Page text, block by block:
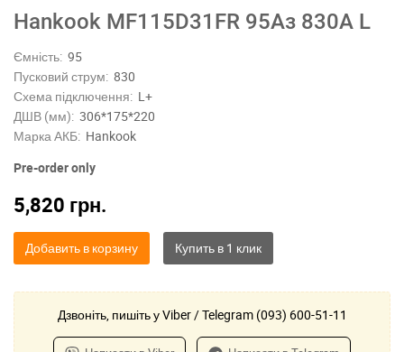
Hankook MF115D31FR 95Аз 830А L
Ємність: 95
Пусковий струм: 830
Схема підключення: L+
ДШВ (мм): 306*175*220
Марка АКБ: Hankook
Pre-order only
5,820 грн.
Добавить в корзину
Дзвоніть, пишіть у Viber / Telegram (093) 600-51-11